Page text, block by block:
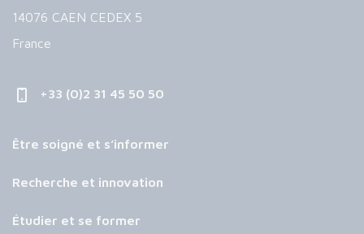
14076 CAEN CEDEX 5
France
+33 (0)2 31 45 50 50
Être soigné et s’informer
Recherche et innovation
Étudier et se former